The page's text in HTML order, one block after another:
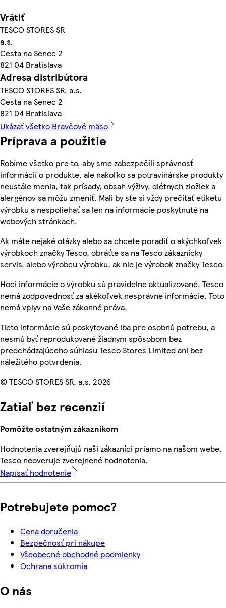
Vrátiť
TESCO STORES SR
a.s.
Cesta na Senec 2
821 04 Bratislava
Adresa distribútora
TESCO STORES SR, a.s.
Cesta na Senec 2
821 04 Bratislava
Ukázať všetko Bravčové mäso
Príprava a použitie
Robíme všetko pre to, aby sme zabezpečili správnosť
informácií o produkte, ale nakoľko sa potravinárske produkty
neustále menia, tak prísady, obsah výživy, diétnych zložiek a
alergénov sa môžu zmeniť. Mali by ste si vždy prečítať etiketu
výrobku a nespoliehať sa len na informácie poskytnuté na
webových stránkach.
Ak máte nejaké otázky alebo sa chcete poradiť o akýchkoľvek
výrobkoch značky Tesco, obráťte sa na Tesco zákaznícky
servis, alebo výrobcu výrobku, ak nie je výrobok značky Tesco.
Hoci informácie o výrobku sú pravidelne aktualizované, Tesco
nemá zodpovednosť za akékoľvek nesprávne informácie. Toto
nemá vplyv na Vaše zákonné práva.
Tieto informácie sú poskytované iba pre osobnú potrebu, a
nesmú byť reprodukované žiadnym spôsobom bez
predchádzajúceho súhlasu Tesco Stores Limited ani bez
náležitého potvrdenia.
© TESCO STORES SR, a.s. 2026
Zatiaľ bez recenzií
Pomôžte ostatným zákazníkom
Hodnotenia zverejňujú naši zákazníci priamo na našom webe.
Tesco neoveruje zverejnené hodnotenia.
Napísať hodnotenie
Potrebujete pomoc?
Cena doručenia
Bezpečnosť pri nákupe
Všeobecné obchodné podmienky
Ochrana súkromia
O nás